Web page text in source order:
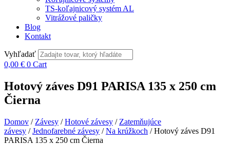
TS-koľajnicový systém AL
Vitrážové paličky
Blog
Kontakt
Vyhľadať
0,00 € 0 Cart
Hotový záves D91 PARISA 135 x 250 cm
Čierna
Domov / Závesy /Hotové závesy / Zatemňujúce
závesy /Jednofarebné závesy /Na krúžkoch / Hotový záves D91
PARISA 135 x 250 cm Čierna